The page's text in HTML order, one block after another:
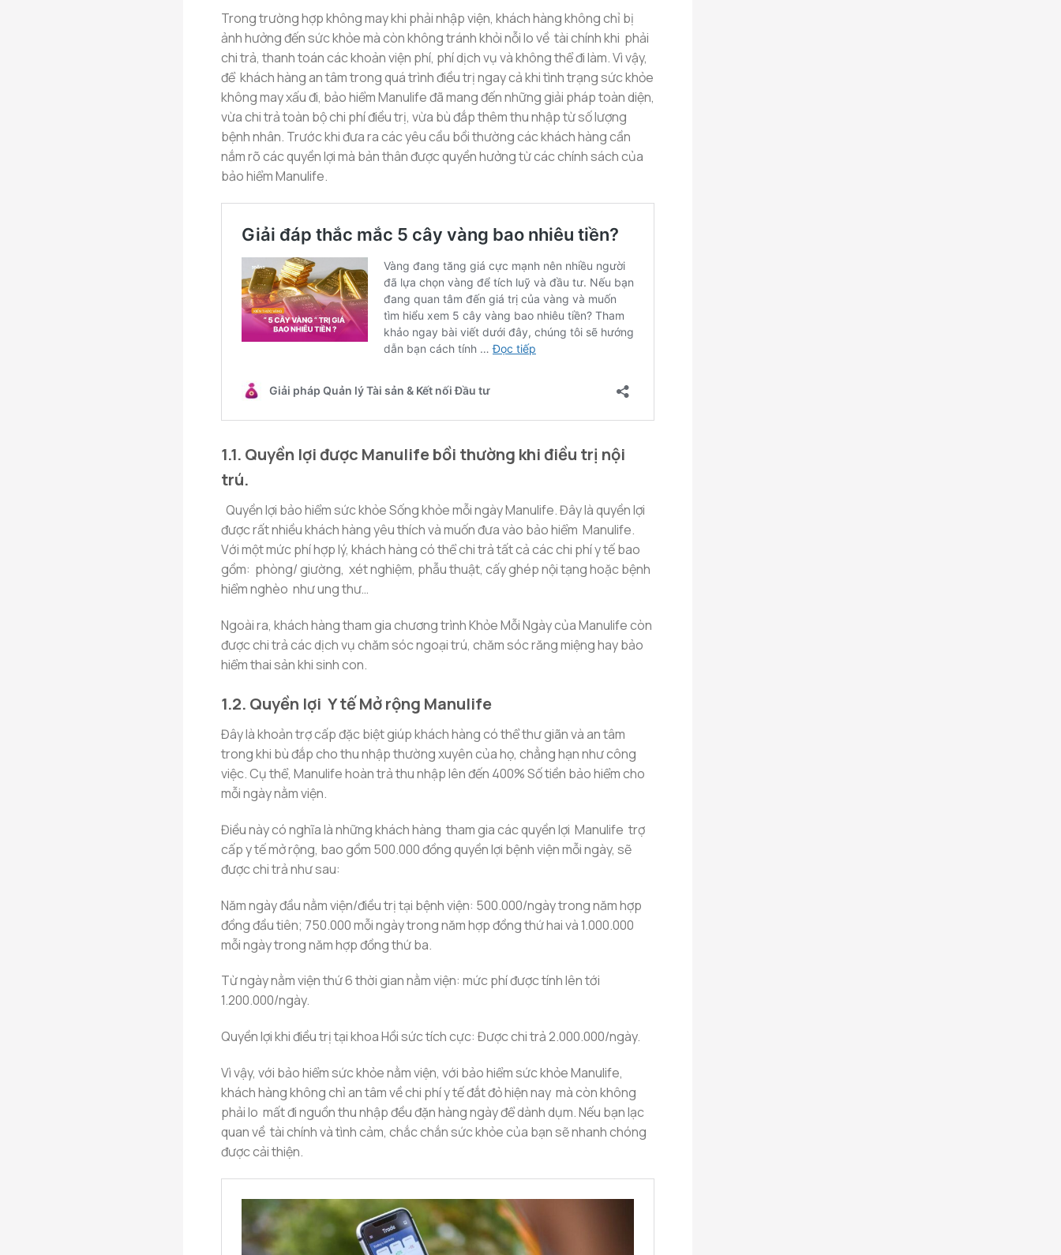
Trong trường hợp không may khi phải nhập viện, khách hàng không chỉ bị
ảnh hưởng đến sức khỏe mà còn không tránh khỏi nỗi lo về tài chính khi phải
chi trả, thanh toán các khoản viện phí, phí dịch vụ và không thể đi làm. Vì vậy,
để khách hàng an tâm trong quá trình điều trị ngay cả khi tình trạng sức khỏe
không may xấu đi, bảo hiểm Manulife đã mang đến những giải pháp toàn diện,
vừa chi trả toàn bộ chi phí điều trị, vừa bù đắp thêm thu nhập từ số lượng
bệnh nhân. Trước khi đưa ra các yêu cầu bồi thường các khách hàng cần
nắm rõ các quyền lợi mà bản thân được quyền hưởng từ các chính sách của
bảo hiểm Manulife.
1.1. Quyền lợi được Manulife bồi thường khi điều trị nội
trú.
Quyền lợi bảo hiểm sức khỏe Sống khỏe mỗi ngày Manulife.Đây là quyền lợi
được rất nhiều khách hàng yêu thích và muốn đưa vào bảo hiểm Manulife.
Với một mức phí hợp lý, khách hàng có thể chi trả tất cả các chi phí y tế bao
gồm: phòng/ giường, xét nghiệm, phẫu thuật, cấy ghép nội tạng hoặc bệnh
hiểm nghèo như ung thư…
Ngoài ra, khách hàng tham gia chương trình Khỏe Mỗi Ngày của Manulife còn
được chi trả các dịch vụ chăm sóc ngoại trú, chăm sóc răng miệng hay bảo
hiểm thai sản khi sinh con.
1.2. Quyền lợi Y tế Mở rộng Manulife
Đây là khoản trợ cấp đặc biệt giúp khách hàng có thể thư giãn và an tâm
trong khi bù đắp cho thu nhập thường xuyên của họ, chẳng hạn như công
việc. Cụ thể, Manulife hoàn trả thu nhập lên đến 400% Số tiền bảo hiểm cho
mỗi ngày nằm viện.
Điều này có nghĩa là những khách hàng tham gia các quyền lợi Manulife trợ
cấp y tế mở rộng, bao gồm 500.000 đồng quyền lợi bệnh viện mỗi ngày, sẽ
được chi trả như sau:
Năm ngày đầu nằm viện/điều trị tại bệnh viện: 500.000/ngày trong năm hợp
đồng đầu tiên; 750.000 mỗi ngày trong năm hợp đồng thứ hai và 1.000.000
mỗi ngày trong năm hợp đồng thứ ba.
Từ ngày nằm viện thứ 6 thời gian nằm viện: mức phí được tính lên tới
1.200.000/ngày.
Quyền lợi khi điều trị tại khoa Hồi sức tích cực: Được chi trả 2.000.000/ngày.
Vì vậy, với bảo hiểm sức khỏe nằm viện, với bảo hiểm sức khỏe Manulife,
khách hàng không chỉ an tâm về chi phí y tế đắt đỏ hiện nay mà còn không
phải lo mất đi nguồn thu nhập đều đặn hàng ngày để dành dụm. Nếu bạn lạc
quan về tài chính và tình cảm, chắc chắn sức khỏe của bạn sẽ nhanh chóng
được cải thiện.